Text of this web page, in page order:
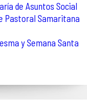
de Asuntos Social
Pastoral Samaritana
y Semana Santa